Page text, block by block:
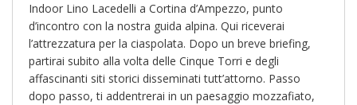
Indoor Lino Lacedelli a Cortina d’Ampezzo, punto
d’incontro con la nostra guida alpina. Qui riceverai
l’attrezzatura per la ciaspolata. Dopo un breve briefing,
partirai subito alla volta delle Cinque Torri e degli
affascinanti siti storici disseminati tutt’attorno. Passo
dopo passo, ti addentrerai in un paesaggio mozzafiato,